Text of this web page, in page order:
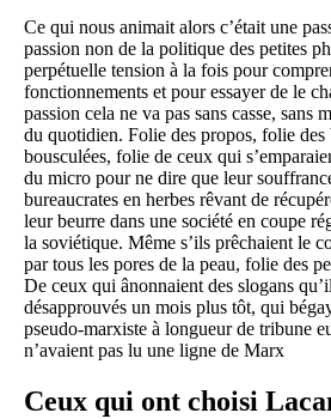
Ce qui nous animait alors c’était une
passion non de la politique des petites
perpétuelle tension à la fois pour
fonctionnements et pour essayer de le
passion cela ne va pas sans casse, sans
du quotidien. Folie des propos, folie des
bousculées, folie de ceux qui
du micro pour ne dire que leur
bureaucrates en herbes rêvant de
leur beurre dans une société en coupe
la soviétique. Même s’ils prêchaient le
par tous les pores de la peau, folie des
De ceux qui ânonnaient des slogans
désapprouvés un mois plus tôt, qui
pseudo-marxiste à longueur de tribune
n’avaient pas lu une ligne de Marx
Ceux qui ont choisi